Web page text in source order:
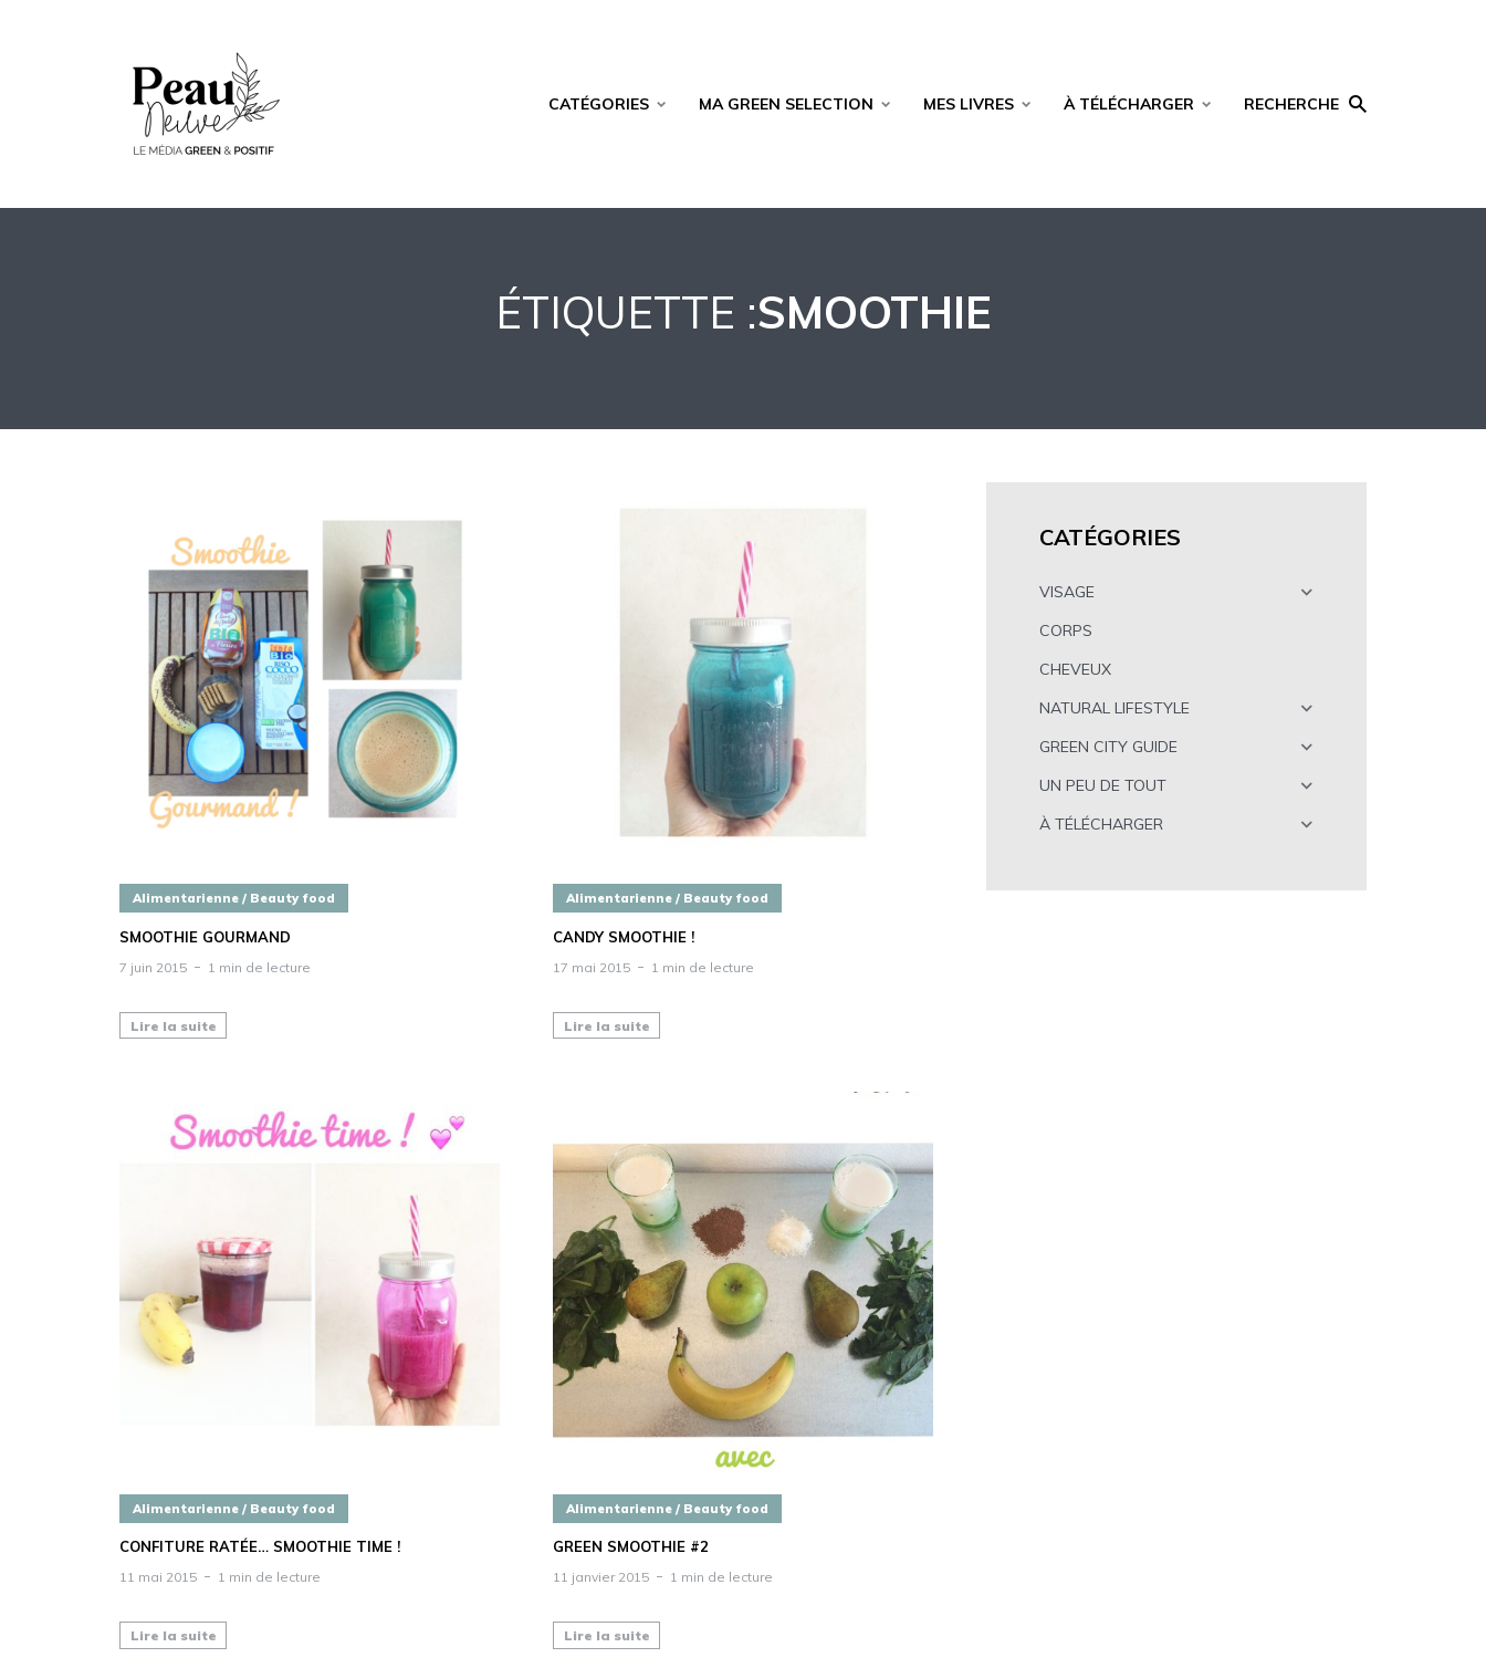
CATÉGORIES MA GREEN SELECTION MES LIVRES À TÉLÉCHARGER RECHERCHE
ÉTIQUETTE :SMOOTHIE
Alimentarienne / Beauty food
SMOOTHIE GOURMAND
7 juin 2015 1 min de lecture
Lire la suite
Alimentarienne / Beauty food
CANDY SMOOTHIE !
17 mai 2015 1 min de lecture
Lire la suite
Alimentarienne / Beauty food
CONFITURE RATÉE… SMOOTHIE TIME !
11 mai 2015 1 min de lecture
Lire la suite
Alimentarienne / Beauty food
GREEN SMOOTHIE #2
11 janvier 2015 1 min de lecture
Lire la suite
CATÉGORIES
VISAGE
CORPS
CHEVEUX
NATURAL LIFESTYLE
GREEN CITY GUIDE
UN PEU DE TOUT
À TÉLÉCHARGER